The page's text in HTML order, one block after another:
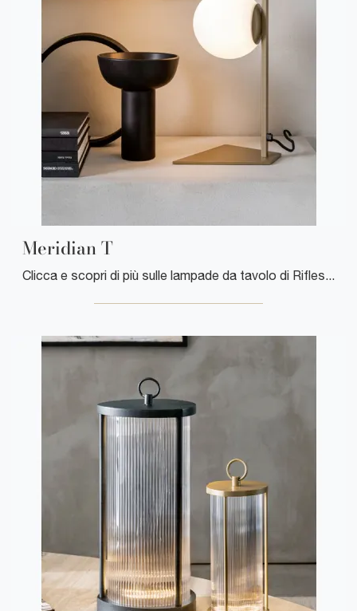
Meridian T
Clicca e scopri di più sulle lampade da tavolo di Riflessi: il modello Meridian T in metallo ti attende!